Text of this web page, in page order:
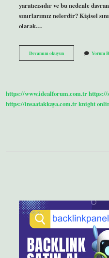
yaratıcısıdır ve bu nedenle
sınırlarımız nelerdir? Kişisel
olarak…
Devamını okuyunKişisel
Görüş
Yorum
https://www.idealforum.com.tr
https://insaatakkaya.com.trknight